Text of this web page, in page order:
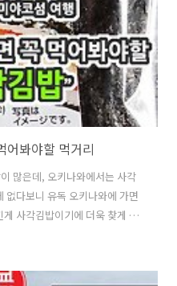
다. "도구치노 하마(渡口の浜..
봐야할 먹거리
많은데, 오키나와에서는 사각
없다보니 유독 오키나와에 가면
사각김밥이기에 더욱 찾게 됩
운 편의점에 가면 사각김밥을
상품들이 많습니다. 사각김밥은